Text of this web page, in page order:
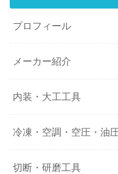
プロフィール
メーカー紹介
内装・大工工具
冷凍・空調・空圧・油
切断・研磨工具